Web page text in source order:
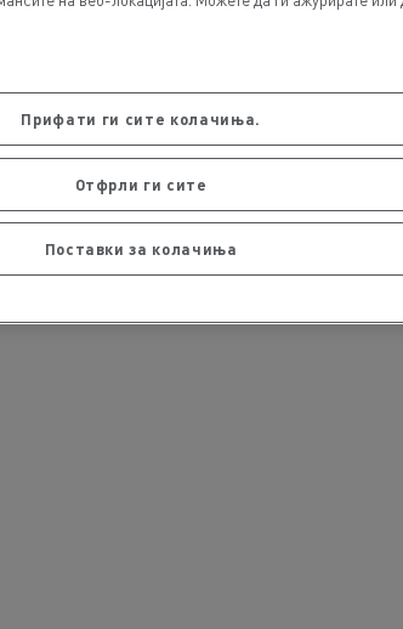
Прифати ги сите колачиња.
Отфрли ги сите
Поставки за колачиња